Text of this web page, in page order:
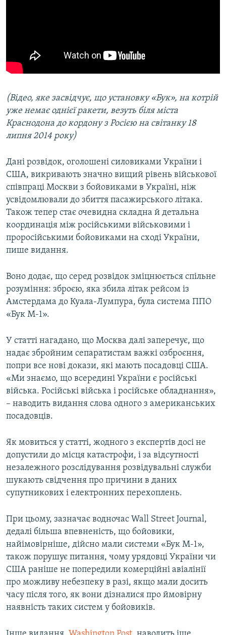
(Відео, яке засвідчує, що установку «Бук», на котрій
уже немає однієї ракети, везуть біля міста
Краснодона до кордону з Росією на світанку 18
липня 2014 року)
Дані розвідок, оголошені силовиками України і
США, викривають значно вищий рівень військової
співпраці Москви з бойовиками в Україні, ніж
усвідомлювали до збиття пасажирського літака.
Також тепер стає очевидна складна й детальна
координація між російськими військовими і
проросійськими бойовиками на сході України,
пише видання.
Воно додає, що серед розвідок зміцнюється спільне
розуміння: зброєю, яка збила літак рейсом із
Амстердама до Куала-Лумпура, була система ППО
«Бук М-1».
У статті нагадано, що Москва далі заперечує, що
надає збройним сепаратистам важкі озброєння,
попри все нові докази, які мають посадовці США.
«Ми знаємо, що всередині України є російські
війська. Російські війська і російське обладнання»,
– наводить видання слова одного з американських
посадовців.
Як мовиться у статті, жодного з експертів досі не
допустили до місця катастрофи, і за відсутності
незалежного розслідування розвідувальні служби
шукають свідчення про причини в даних
супутникових і електронних перехоплень.
При цьому, зазначає водночас Wall Street Journal,
дедалі більша впевненість, що бойовики,
найімовірніше, дійсно мали системи «Бук М-1»,
також порушує питання, чому урядовці України чи
США раніше не попередили комерційні авіалінії
про можливу небезпеку в разі, якщо мали досить
часу після того, як вони дізналися про ймовірну
наявність таких систем у бойовиків.